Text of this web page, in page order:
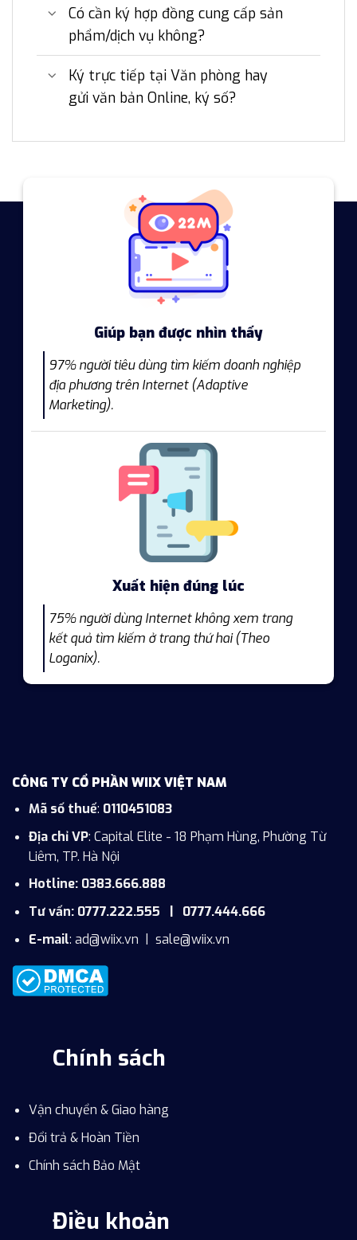
Có cần ký hợp đồng cung cấp sản
phẩm/dịch vụ không?
Ký trực tiếp tại Văn phòng hay
gửi văn bản Online, ký số?
Giúp bạn được nhìn thấy
97% người tiêu dùng tìm kiếm doanh nghiệp
địa phương trên Internet (Adaptive
Marketing).
Xuất hiện đúng lúc
75% người dùng Internet không xem trang
kết quả tìm kiếm ở trang thứ hai (Theo
Loganix).
CÔNG TY CỔ PHẦN WIIX VIỆT NAM
Mã số thuế: 0110451083
Địa chỉ VP: Capital Elite - 18 Phạm Hùng, Phường Từ
Liêm, TP. Hà Nội
Hotline: 0383.666.888
Tư vấn: 0777.222.555 | 0777.444.666
E-mail: ad@wiix.vn | sale@wiix.vn
Chính sách
Vận chuyển & Giao hàng
Đổi trả & Hoàn Tiền
Chính sách Bảo Mật
Điều khoản